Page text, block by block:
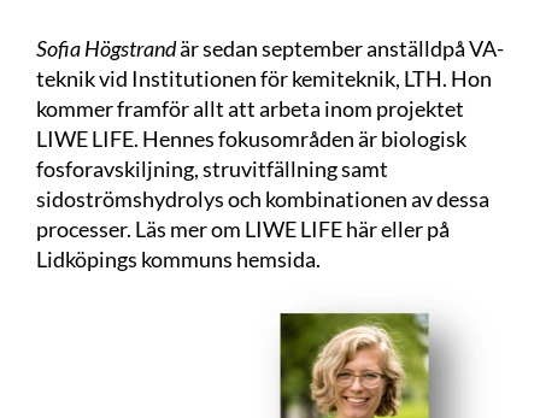
Sofia Högstrandär sedan september anställdpå VA-
teknik vid Institutionen för kemiteknik, LTH. Hon
kommer framför allt att arbeta inom projektet
LIWE LIFE. Hennes fokusområden är biologisk
fosforavskiljning, struvitfällning samt
sidoströmshydrolys och kombinationen av dessa
processer. Läs mer om LIWE LIFEhäreller på
Lidköpings kommuns hemsida.